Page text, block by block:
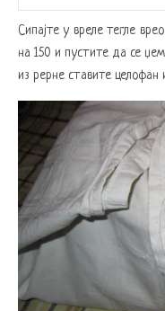
Сипајте у вреле тегле
на 150 и пустите да се
из рерне ставите целофан